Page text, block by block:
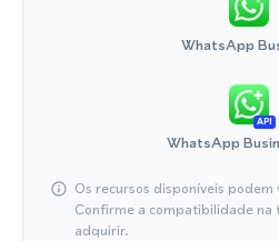
WhatsApp
API
WhatsApp
Os recursos disponíveis
Confirme a compatibilidade na
adquirir.